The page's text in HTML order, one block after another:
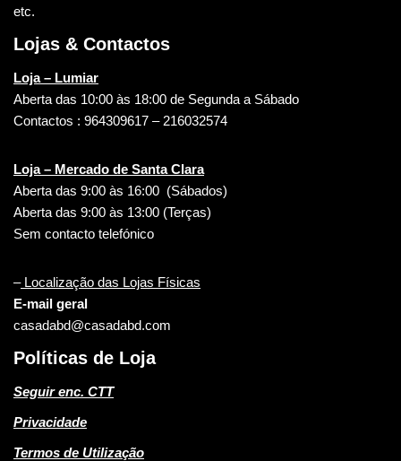
etc.
Lojas & Contactos
Loja – Lumiar
Aberta das 10:00 às 18:00 de Segunda a Sábado
Contactos : 964309617 – 216032574
Loja – Mercado de Santa Clara
Aberta das 9:00 às 16:00 (Sábados)
Aberta das 9:00 às 13:00 (Terças)
Sem contacto telefónico
–Localização das Lojas Físicas
E-mail geral
casadabd@casadabd.com
Políticas de Loja
Seguir enc. CTT
Privacidade
Termos de Utilização